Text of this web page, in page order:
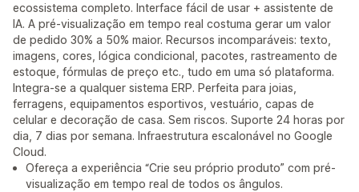
ecossistema completo. Interface fácil de usar + assistente de
IA. A pré-visualização em tempo real costuma gerar um valor
de pedido 30% a 50% maior. Recursos incomparáveis: texto,
imagens, cores, lógica condicional, pacotes, rastreamento de
estoque, fórmulas de preço etc., tudo em uma só plataforma.
Integra-se a qualquer sistema ERP. Perfeita para joias,
ferragens, equipamentos esportivos, vestuário, capas de
celular e decoração de casa. Sem riscos. Suporte 24 horas por
dia, 7 dias por semana. Infraestrutura escalonável no Google
Cloud.
Ofereça a experiência “Crie seu próprio produto” com pré-
visualização em tempo real de todos os ângulos.